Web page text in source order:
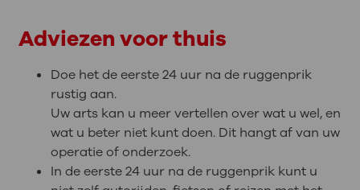
Adviezen voor thuis
Doe het de eerste 24 uur na de ruggenprik
rustig aan.
Uw arts kan u meer vertellen over wat u wel, en
wat u beter niet kunt doen. Dit hangt af van uw
operatie of onderzoek.
In de eerste 24 uur na de ruggenprik kunt u